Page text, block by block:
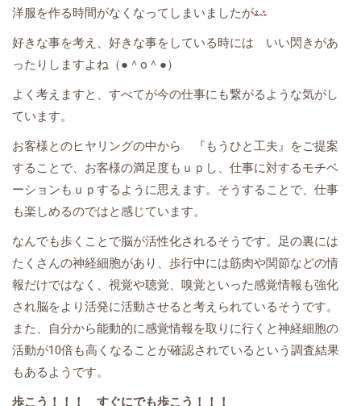
洋服を作る時間がなくなってしまいましたが
好きな事を考え、好きな事をしている時には いい閃きがあ
ったりしますよね（●＾o＾●）
よく考えますと、すべてが今の仕事にも繋がるような気がし
ています。
お客様とのヒヤリングの中から 『もうひと工夫』をご提案
することで、お客様の満足度もｕｐし、仕事に対するモチベ
ーションもｕｐするように思えます。そうすることで、仕事
も楽しめるのではと感じています。
なんでも歩くことで脳が活性化されるそうです。足の裏には
たくさんの神経細胞があり、歩行中には筋肉や関節などの情
報だけではなく、視覚や聴覚、嗅覚といった感覚情報も強化
され脳をより活発に活動させると考えられているそうです。
また、自分から能動的に感覚情報を取りに行くと神経細胞の
活動が10倍も高くなることが確認されているという調査結果
もあるようです。
歩こう！！！ すぐにでも歩こう！！！